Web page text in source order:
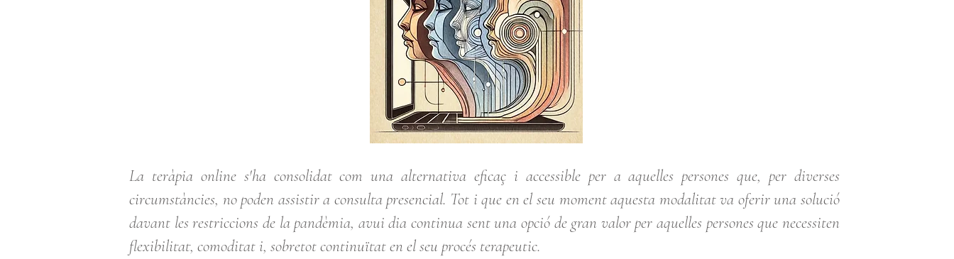
La teràpia online s'ha consolidat com una alternativa eficaç i accessible per a aquelles persones que, per diverses
circumstàncies, no poden assistir a consulta presencial. Tot i que en el seu moment aquesta modalitat va oferir una solució
davant les restriccions de la pandèmia, avui dia continua sent una opció de gran valor per aquelles persones que necessiten
flexibilitat, comoditat i, sobretot continuïtat en el seu procés terapeutic.